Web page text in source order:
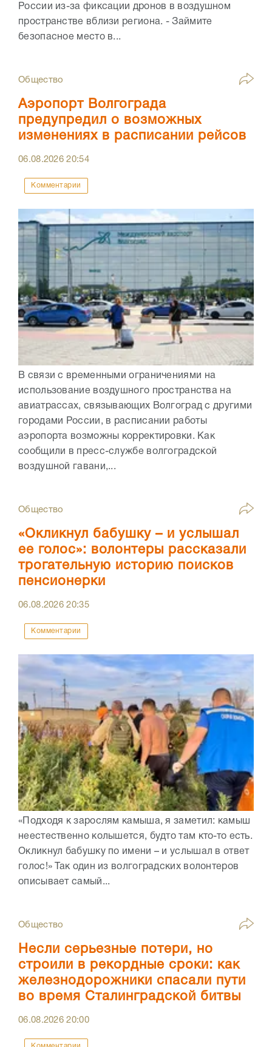
России из-за фиксации дронов в воздушном
пространстве вблизи региона. - Займите
безопасное место в...
Общество
Аэропорт Волгограда
предупредил о возможных
изменениях в расписании рейсов
06.08.202620:54
Комментарии
В связи с временными ограничениями на
использование воздушного пространства на
авиатрассах, связывающих Волгоград с другими
городами России, в расписании работы
аэропорта возможны корректировки. Как
сообщили в пресс-службе волгоградской
воздушной гавани,...
Общество
«Окликнул бабушку – и услышал
ее голос»: волонтеры рассказали
трогательную историю поисков
пенсионерки
06.08.202620:35
Комментарии
«Подходя к зарослям камыша, я заметил: камыш
неестественно колышется, будто там кто-то есть.
Окликнул бабушку по имени – и услышал в ответ
голос!» Так один из волгоградских волонтеров
описывает самый...
Общество
Несли серьезные потери, но
строили в рекордные сроки: как
железнодорожники спасали пути
во время Сталинградской битвы
06.08.202620:00